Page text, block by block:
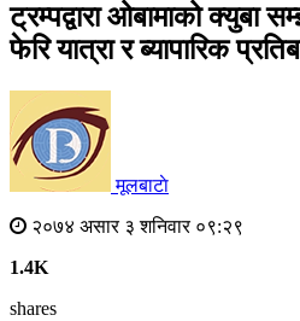
ट्रम्पद्वारा ओबामाको क्युबा
फेरि यात्रा र ब्यापारिक
मूलबाटाे
२०७४ असार ३ शनिवार ०९:२९
1.4K
shares